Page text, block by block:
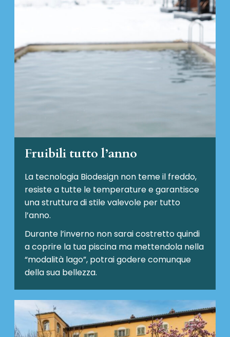
Fruibili tutto l’anno
La tecnologia Biodesign non teme il freddo,
resiste a tutte le temperature e garantisce
una struttura di stile valevole per tutto
l’anno.
Durante l’inverno non sarai costretto quindi
a coprire la tua piscina ma mettendola nella
“modalità lago”, potrai godere comunque
della sua bellezza.